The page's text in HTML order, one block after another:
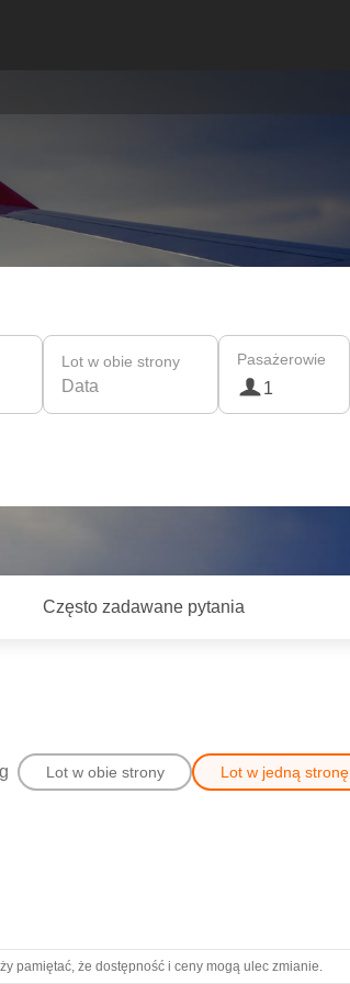
Lot w obie strony
Data
Pasażerowie
1
Często zadawane pytania
Lot w obie strony Lot w jedną stronę
pamiętać, że dostępność i ceny mogą ulec zmianie.